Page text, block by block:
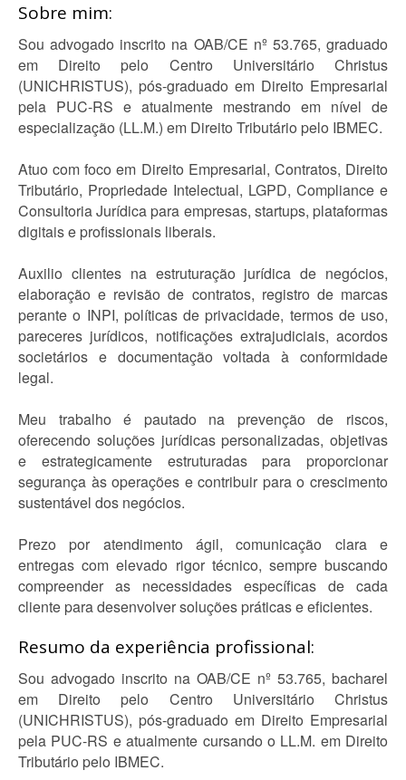
Sobre mim:
Sou advogado inscrito na OAB/CE nº 53.765, graduado
em Direito pelo Centro Universitário Christus
(UNICHRISTUS), pós-graduado em Direito Empresarial
pela PUC-RS e atualmente mestrando em nível de
especialização (LL.M.) em Direito Tributário pelo IBMEC.
Atuo com foco em Direito Empresarial, Contratos, Direito
Tributário, Propriedade Intelectual, LGPD, Compliance e
Consultoria Jurídica para empresas, startups, plataformas
digitais e profissionais liberais.
Auxilio clientes na estruturação jurídica de negócios,
elaboração e revisão de contratos, registro de marcas
perante o INPI, políticas de privacidade, termos de uso,
pareceres jurídicos, notificações extrajudiciais, acordos
societários e documentação voltada à conformidade
legal.
Meu trabalho é pautado na prevenção de riscos,
oferecendo soluções jurídicas personalizadas, objetivas
e estrategicamente estruturadas para proporcionar
segurança às operações e contribuir para o crescimento
sustentável dos negócios.
Prezo por atendimento ágil, comunicação clara e
entregas com elevado rigor técnico, sempre buscando
compreender as necessidades específicas de cada
cliente para desenvolver soluções práticas e eficientes.
Resumo da experiência profissional:
Sou advogado inscrito na OAB/CE nº 53.765, bacharel
em Direito pelo Centro Universitário Christus
(UNICHRISTUS), pós-graduado em Direito Empresarial
pela PUC-RS e atualmente cursando o LL.M. em Direito
Tributário pelo IBMEC.